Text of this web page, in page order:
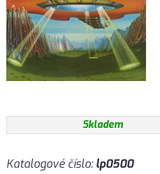
Skladem
Katalogové číslo:lp0500